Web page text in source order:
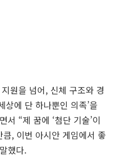
원을 넘어, 신체 구조와 경
상에 단 하나뿐인 의족’을
서 “제 꿈에 ‘첨단 기술’이
, 이번 아시안 게임에서 좋
했다.